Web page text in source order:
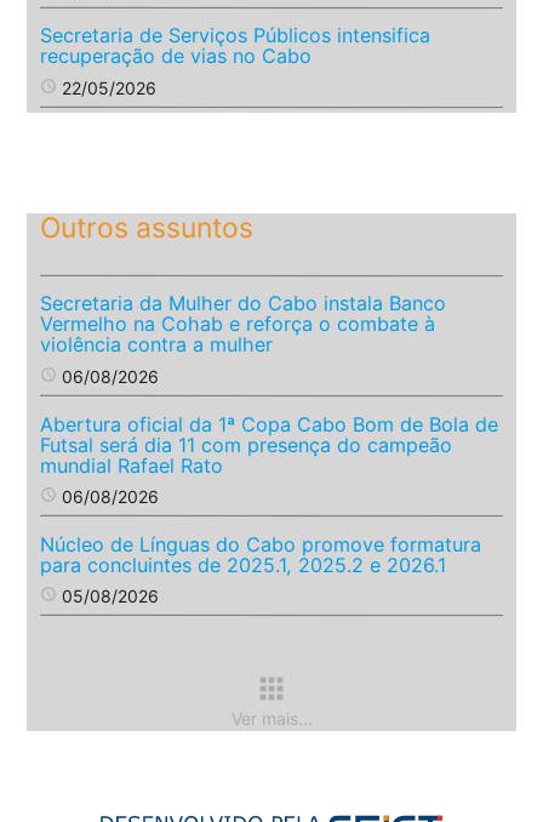
Secretaria de Serviços Públicos intensifica
recuperação de vias no Cabo
access_time 22/05/2026
Outros assuntos
Secretaria da Mulher do Cabo instala Banco
Vermelho na Cohab e reforça o combate à
violência contra a mulher
access_time 06/08/2026
Abertura oficial da 1ª Copa Cabo Bom de Bola de
Futsal será dia 11 com presença do campeão
mundial Rafael Rato
access_time 06/08/2026
Núcleo de Línguas do Cabo promove formatura
para concluintes de 2025.1, 2025.2 e 2026.1
access_time 05/08/2026
apps
Ver mais...